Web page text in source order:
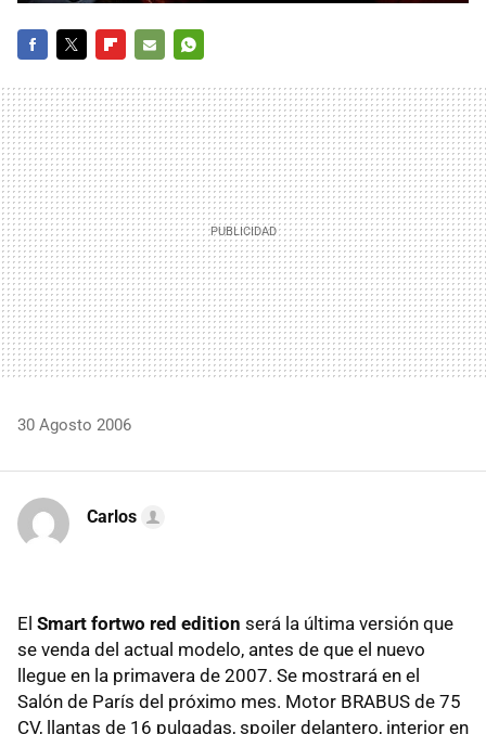
MAIL
30 Agosto 2006
Carlos
El Smart fortwo red edition será la última versión que
se venda del actual modelo, antes de que el nuevo
llegue en la primavera de 2007. Se mostrará en el
Salón de París del próximo mes. Motor BRABUS de 75
CV, llantas de 16 pulgadas, spoiler delantero, interior en